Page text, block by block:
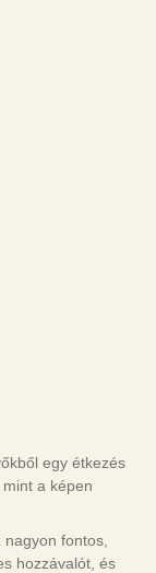
egy étkezés
a képen
fontos,
hozzávalót, és